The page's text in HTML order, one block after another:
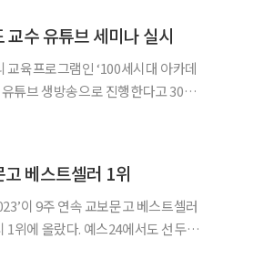
수 유튜브 세미나 실시
육프로그램인 ‘100세시대 아카데
튜브 생방송으로 진행한다고 30일
고 베스트셀러 1위
이 9주 연속 교보문고 베스트셀러
1위에 올랐다. 예스24에서도 선두를